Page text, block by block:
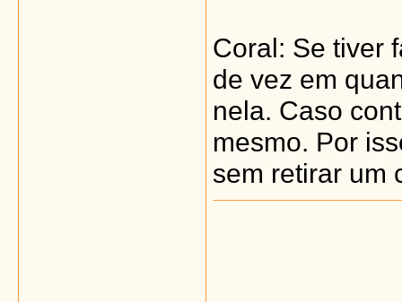
Coral: Se tiver
de vez em
nela. Caso
mesmo. Por
sem retirar um